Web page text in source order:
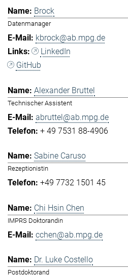
Brock
Datenmanager
kbrock@ab.mpg.de
LinkedIn
GitHub
Alexander Bruttel
Technischer Assistent
abruttel@ab.mpg.de
+ 49 7531 88-4906
Sabine Caruso
Rezeptionistin
+49 7732 1501 45
Chi Hsin Chen
IMPRS Doktorandin
cchen@ab.mpg.de
Dr. Luke Costello
Postdoktorand